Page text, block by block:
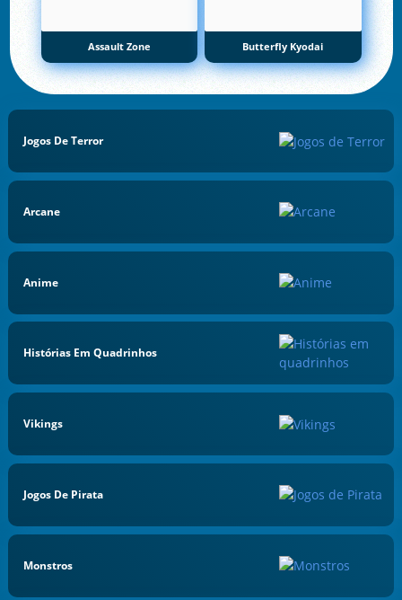
Assault Zone Butterfly Kyodai
Jogos De Terror
Arcane
Anime
Histórias Em Quadrinhos
Vikings
Jogos De Pirata
Monstros